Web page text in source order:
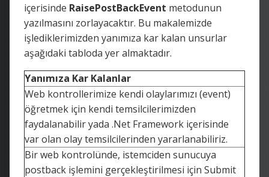
içerisinde RaisePostBackEvent metodunun
yazılmasını zorlayacaktır. Bu makalemizde
işlediklerimizden yanımıza kar kalan unsurlar
aşağıdaki tabloda yer almaktadır.
Yanımıza Kar Kalanlar
Web kontrollerimize kendi olaylarımızı (event)
öğretmek için kendi temsilcilerimizden
faydalanabilir yada .Net Framework içerisinde
var olan olay temsilcilerinden yararlanabiliriz.
Bir web kontrolünde, istemciden sunucuya
postback işlemini gerçekleştirilmesi için Submit